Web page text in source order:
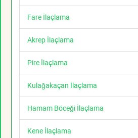
Fare İlaçlama
Akrep İlaçlama
Pire İlaçlama
Kulağakaçan İlaçlama
Hamam Böceği İlaçlama
Kene İlaçlama